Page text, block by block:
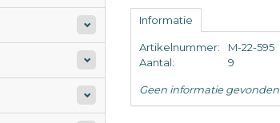
Informatie
Artikelnummer:
M-22-595
Aantal:
9
Geen informatie gevonden